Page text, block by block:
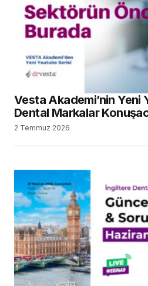
Vesta Akademi’nin Yeni
Dental Markalar
2 Temmuz 2026